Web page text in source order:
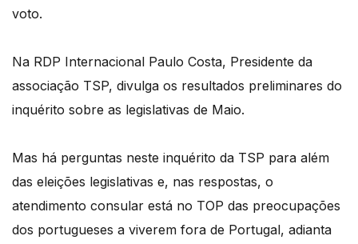
voto.
Na RDP Internacional Paulo Costa, Presidente da
associação TSP, divulga os resultados preliminares do
inquérito sobre as legislativas de Maio.
Mas há perguntas neste inquérito da TSP para além
das eleições legislativas e, nas respostas, o
atendimento consular está no TOP das preocupações
dos portugueses a viverem fora de Portugal, adianta